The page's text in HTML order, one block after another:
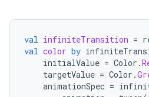
val infiniteTransition =
val color by
initialValue = Color .
targetValue = Color .
animationSpec =